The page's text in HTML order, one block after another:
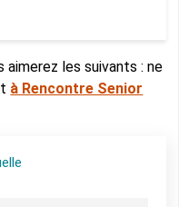
aimerez les suivants : ne
à Rencontre Senior